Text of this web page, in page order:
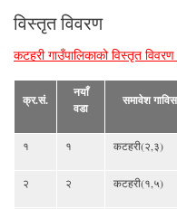
विस्तृत विवरण
कटहरी गाउँपालिकाको विस्तृत
क्र.सं.
नयाँ
वडा
समावेश
१ १ कटहरी(२,३)
२ २ कटहरी(१,५)